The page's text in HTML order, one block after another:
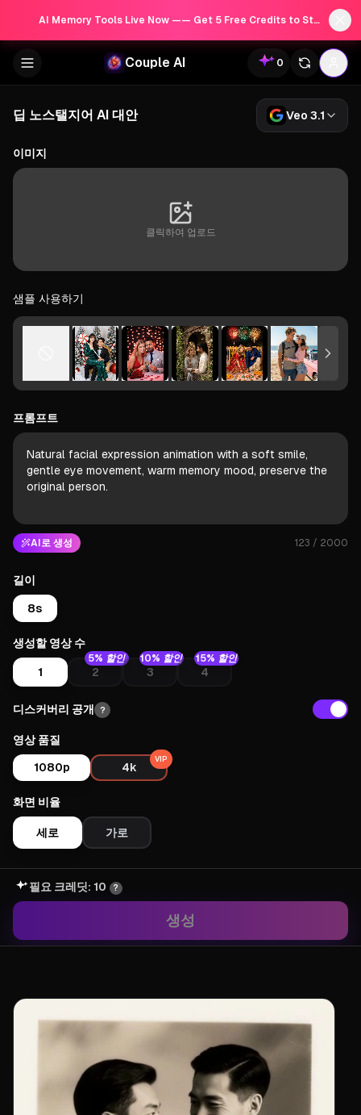
AI Memory Tools Live Now —— Get 5 Free Credits to Start!
Couple AI 0
딥 노스탤지어 AI 대안 Veo 3.1
이미지
클릭하여 업로드
샘플 사용하기
프롬프트
AI로 생성 123 / 2000
길이
8s
생성할 영상 수
1
5% 할인
2
10% 할인
3
15% 할인
4
디스커버리 공개 ?
영상 품질
1080p 4k
VIP
화면 비율
세로 가로
필요 크레딧: 10 ?
생성